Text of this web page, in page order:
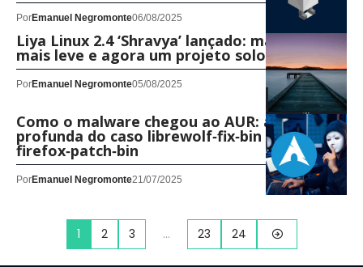
PorEmanuel Negromonte06/08/2025
Liya Linux 2.4 ‘Shravya’ lançado: mais rápido,
mais leve e agora um projeto solo
PorEmanuel Negromonte05/08/2025
Como o malware chegou ao AUR: análise
profunda do caso librewolf‑fix‑bin e
firefox‑patch‑bin
PorEmanuel Negromonte21/07/2025
1 2 3 … 23 24